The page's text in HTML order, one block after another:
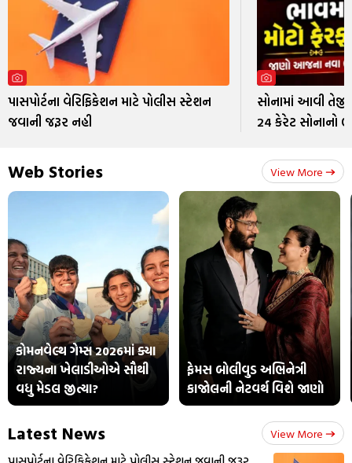
પાસપોર્ટના વેરિફિકેશન માટે પોલીસ સ્ટેશન
જવાની જરૂર નહી
સોનામાં આવી
24 કેરેટ સોનાનો
Web Stories View More
કોમનવેલ્થ ગેમ્સ 2026માં ક્યા
રાજ્યના ખેલાડીઓએ સૌથી
વધુ મેડલ જીત્યા?
ફેમસ બોલીવુડ અભિનેત્રી
કાજોલની નેટવર્થ વિશે જાણો
Latest News View More